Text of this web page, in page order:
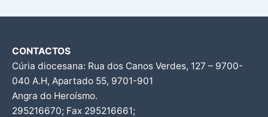
CONTACTOS
Cúria diocesana: Rua dos Canos Verdes, 127 – 9700-
040 A.H, Apartado 55, 9701-901
Angra do Heroísmo.
295216670; Fax 295216661;